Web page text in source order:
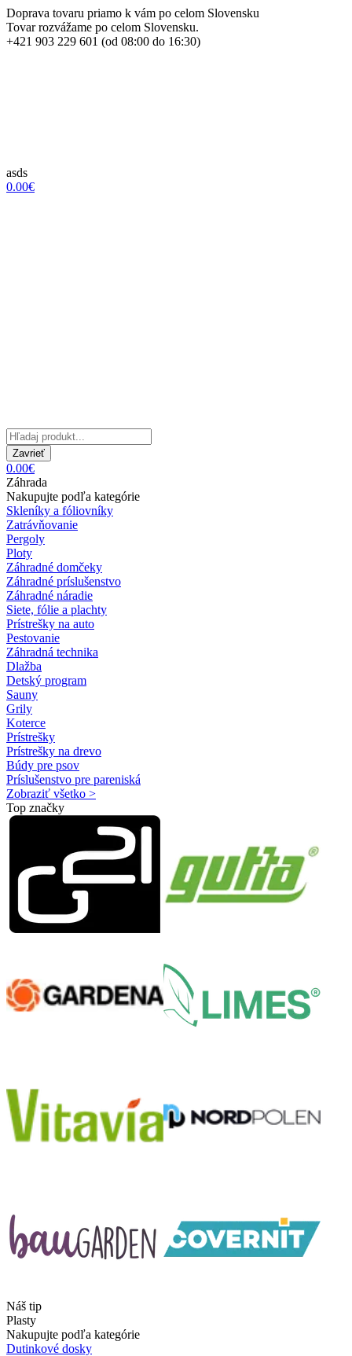
Doprava tovaru priamo k vám po celom Slovensku
Tovar rozvážame po celom Slovensku.
+421 903 229 601 (od 08:00 do 16:30)
asds
0.00€
Zavrieť
0.00€
Záhrada
Nakupujte podľa kategórie
Skleníky a fóliovníky
Zatrávňovanie
Pergoly
Ploty
Záhradné domčeky
Záhradné príslušenstvo
Záhradné náradie
Siete, fólie a plachty
Prístrešky na auto
Pestovanie
Záhradná technika
Dlažba
Detský program
Sauny
Grily
Koterce
Prístrešky
Prístrešky na drevo
Búdy pre psov
Príslušenstvo pre pareniská
Zobraziť všetko >
Top značky
Náš tip
Plasty
Nakupujte podľa kategórie
Dutinkové dosky